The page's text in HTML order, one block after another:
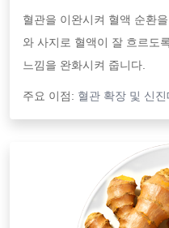
혈관을 이완시켜 혈액 순환
와 사지로 혈액이 잘 흐르도
느낌을 완화시켜 줍니다.
주요 이점: 혈관 확장 및 신진